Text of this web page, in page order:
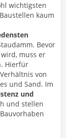
wichtigsten
kaum
Bevor
muss er
Hierfür
von
und Sand. Im
und
und stellen